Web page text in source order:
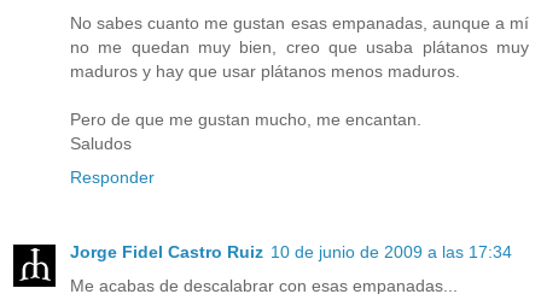
No sabes cuanto me gustan esas empanadas, aunque a mí
no me quedan muy bien, creo que usaba plátanos muy
maduros y hay que usar plátanos menos maduros.
Pero de que me gustan mucho, me encantan.
Saludos
Responder
Jorge Fidel Castro Ruiz 10 de junio de 2009 a las 17:34
Me acabas de descalabrar con esas empanadas...